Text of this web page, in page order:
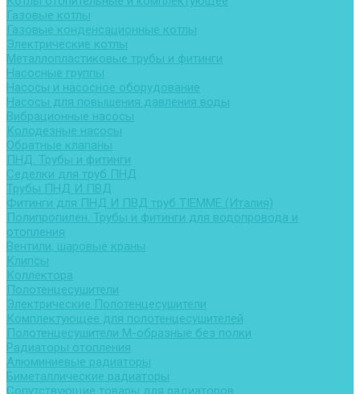
Газовые котлы
Газовые конденсационные котлы
Электрические котлы
Металлопластиковые трубы и фитинги
Насосные группы
Насосы и насосное оборудование
Насосы для повышения давления воды
Вибрационные насосы
Колодезные насосы
Обратные клапаны
ПНД. Трубы и фитинги
Седелки для труб ПНД
Трубы ПНД И ПВД
Фитинги для ПНД И ПВД труб TIEMME (Италия)
Полипропилен. Трубы и фитинги для водопровода и
отопления
Вентили, шаровые краны
Клипсы
Коллектора
Полотенцесушители
Электрические Полотенцесушители
Комплектующее для полотенцесушителей
Полотенцесушители М-образные без полки
Радиаторы отопления
Алюминиевые радиаторы
Биметаллические радиаторы
Сопутствующие товары для радиаторов